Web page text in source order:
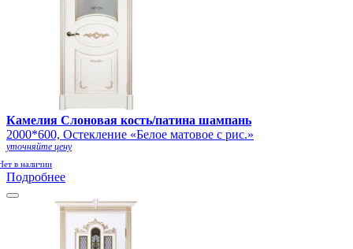
Камелия Слоновая кость/патина шампань
2000*600, Остекление «Белое матовое с рис.»
уточняйте цену
в наличии
Подробнее